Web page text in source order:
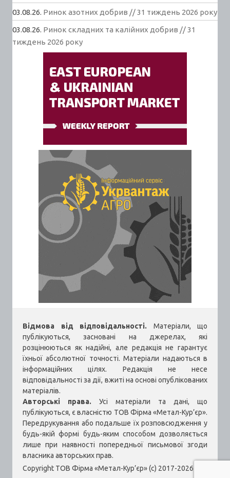
03.08.26. Ринок азотних добрив // 31 тиждень 2026 року
03.08.26. Ринок складних та калійних добрив // 31
тиждень 2026 року
Відмова від відповідальності. Матеріали, що
публікуються, засновані на джерелах, які
розцінюються як надійні, але редакція не гарантує
їхньої абсолютної точності. Матеріали надаються в
інформаційних цілях. Редакція не несе
відповідальності за дії, вжиті на основі опублікованих
матеріалів.
Авторські права. Усі матеріали та дані, що
публікуються, є власністю ТОВ Фірма «Метал-Кур’єр».
Передрукування або подальше їх розповсюдження у
будь-якій формі будь-яким способом дозволяється
лише при наявності попередньої письмової згоди
власника авторських прав.
Copyright ТОВ Фірма «Метал-Кур’єр» (c) 2017-2026